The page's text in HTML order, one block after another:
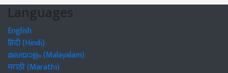
Languages
English
हिंदी (Hindi)
മലയാളം (Malayalam)
मराठी (Marathi)